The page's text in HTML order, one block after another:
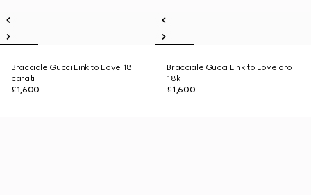
Bracciale Gucci Link to Love 18
carati
£1,600
Bracciale Gucci Link to Love oro
18k
£1,600